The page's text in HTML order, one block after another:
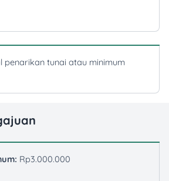
penarikan tunai atau minimum
Rp3.000.000